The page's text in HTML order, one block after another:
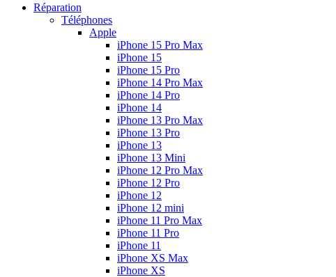
Réparation
Téléphones
Apple
iPhone 15 Pro Max
iPhone 15
iPhone 15 Pro
iPhone 14 Pro Max
iPhone 14 Pro
iPhone 14
iPhone 13 Pro Max
iPhone 13 Pro
iPhone 13
iPhone 13 Mini
iPhone 12 Pro Max
iPhone 12 Pro
iPhone 12
iPhone 12 mini
iPhone 11 Pro Max
iPhone 11 Pro
iPhone 11
iPhone XS Max
iPhone XS